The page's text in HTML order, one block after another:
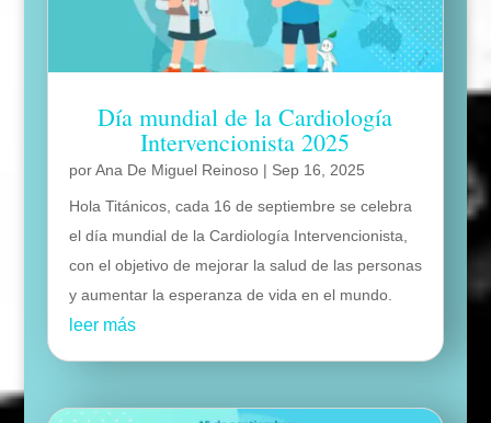
Día mundial de la Cardiología
Intervencionista 2025
porAna De Miguel Reinoso| Sep 16, 2025
Hola Titánicos, cada 16 de septiembre se celebra
el día mundial de la Cardiología Intervencionista,
con el objetivo de mejorar la salud de las personas
y aumentar la esperanza de vida en el mundo.
leer más